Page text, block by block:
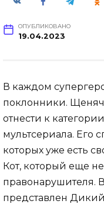
ОПУБЛИКОВАНО
19.04.2023
В каждом
поклонники.
отнести к
мультсериала. Его
которых уже есть
Кот, который еще
правонарушителя.
представлен